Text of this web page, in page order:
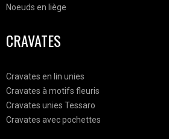
Noeuds en liège
CRAVATES
Cravates en lin unies
Cravates à motifs fleuris
Cravates unies Tessaro
Cravates avec pochettes